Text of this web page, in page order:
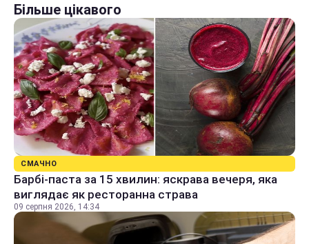
Більше цікавого
СМАЧНО
Барбі-паста за 15 хвилин: яскрава вечеря, яка
виглядає як ресторанна страва
09 серпня 2026, 14:34